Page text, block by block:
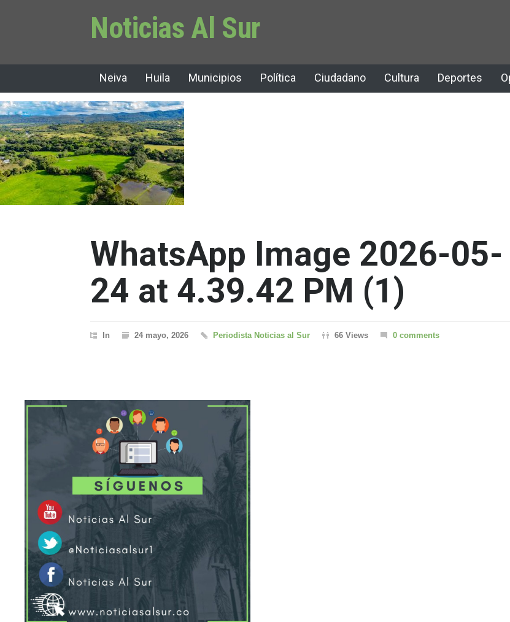
Noticias Al Sur
Neiva Huila Municipios Política Ciudadano Cultura Deportes
WhatsApp Image 2026-05-
24 at 4.39.42 PM (1)
In 24 mayo, 2026 Periodista Noticias al Sur 66 Views 0 comments